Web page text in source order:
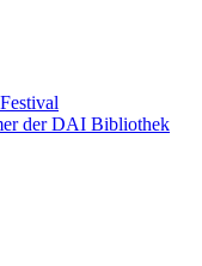
der DAI Bibliothek